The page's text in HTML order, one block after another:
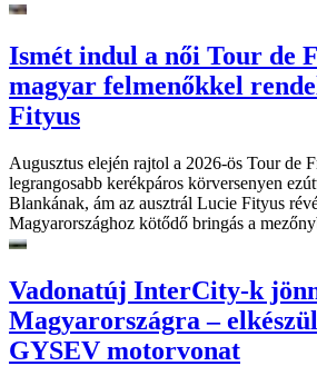
Ismét indul a női Tour de
magyar felmenőkkel
Fityus
Augusztus elején rajtol a 2026-ös Tour de
legrangosabb kerékpáros körversenyen
Blankának, ám az ausztrál Lucie Fityus
Magyarországhoz kötődő bringás a
Vadonatúj InterCity-k
Magyarországra –
GYSEV motorvonat